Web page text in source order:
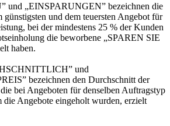
und „EINSPARUNGEN” bezeichnen die
günstigsten und dem teuersten Angebot für
bei der mindestens 25 % der Kunden
die beworbene „SPAREN SIE
haben.
und
bezeichnen den Durchschnitt der
bei Angeboten für denselben Auftragstyp
Angebote eingeholt wurden, erzielt